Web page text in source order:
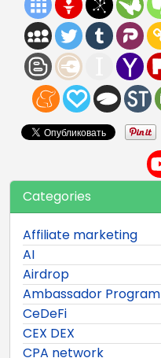
Categories
Affiliate marketing
AI
Airdrop
Ambassador Program
CeDeFi
CEX DEX
CPA network